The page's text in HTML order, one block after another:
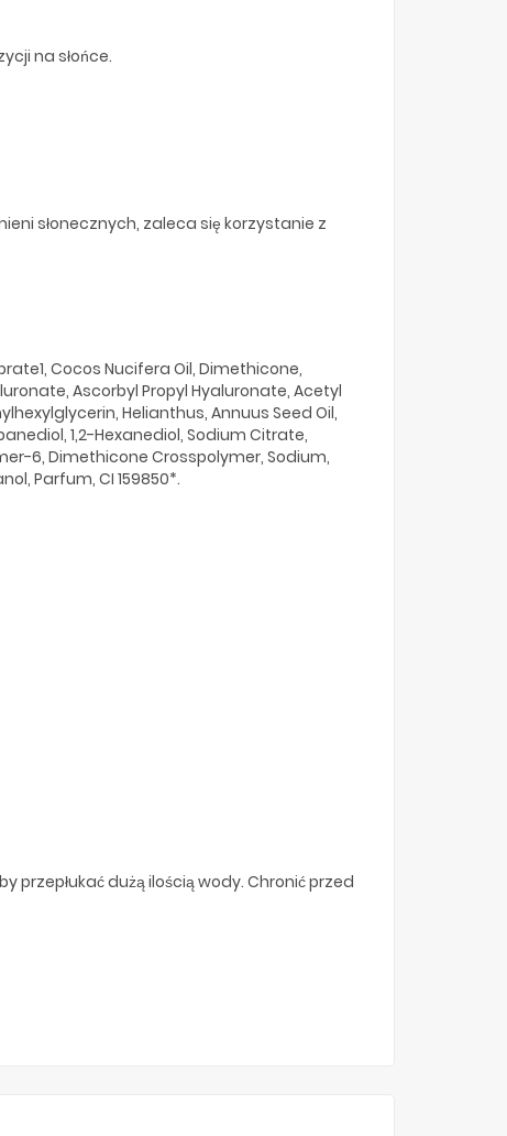
na słońce.
słonecznych, zaleca się korzystanie z
Cocos Nucifera Oil, Dimethicone,
Ascorbyl Propyl Hyaluronate, Acetyl
Helianthus, Annuus Seed Oil,
1,2-Hexanediol, Sodium Citrate,
6, Dimethicone Crosspolymer, Sodium,
Parfum, CI 159850*.
przepłukać dużą ilością wody. Chronić przed